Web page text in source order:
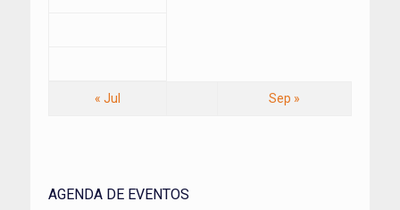
« Jul Sep »
AGENDA DE EVENTOS